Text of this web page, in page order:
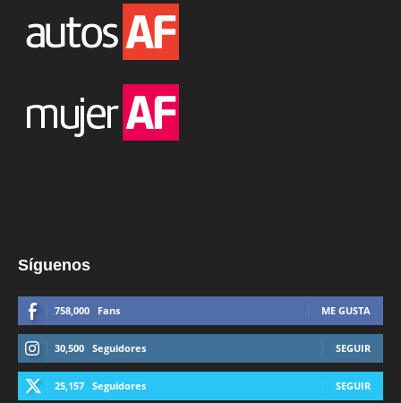
Síguenos
758,000 Fans ME GUSTA
30,500 Seguidores SEGUIR
25,157 Seguidores SEGUIR